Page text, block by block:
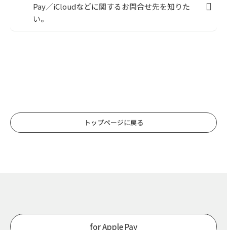
Pay／iCloudなどに関するお問合せ先を知りた
い。
トップページに戻る
for Apple Pay